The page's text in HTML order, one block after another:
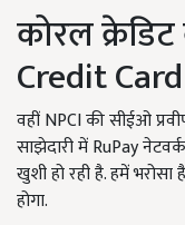
कोरल
Credit
वहीं NPCI की सीईओ
साझेदारी में RuPay
खुशी हो रही है. हमें
होगा.